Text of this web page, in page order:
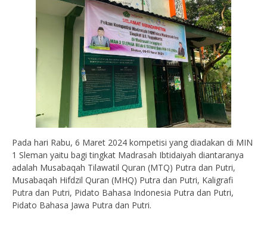
Pada hari Rabu, 6 Maret 2024 kompetisi yang diadakan di MIN
1 Sleman yaitu bagi tingkat Madrasah Ibtidaiyah diantaranya
adalah Musabaqah Tilawatil Quran (MTQ) Putra dan Putri,
Musabaqah Hifdzil Quran (MHQ) Putra dan Putri, Kaligrafi
Putra dan Putri, Pidato Bahasa Indonesia Putra dan Putri,
Pidato Bahasa Jawa Putra dan Putri.